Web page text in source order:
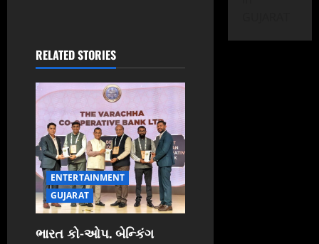
i
g
a
t
i
o
n
RELATED STORIES
ENTERTAINMENT
GUJARAT
ભારત કો-ઓપ. બેન્કિંગ